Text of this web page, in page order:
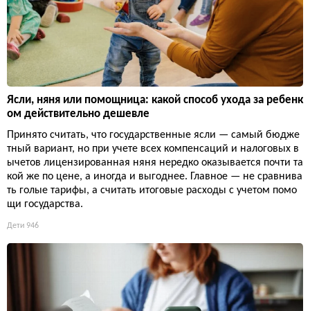
Ясли, няня или помощница: какой способ ухода за ребенк
ом действительно дешевле
Принято считать, что государственные ясли — самый бюдже
тный вариант, но при учете всех компенсаций и налоговых в
ычетов лицензированная няня нередко оказывается почти та
кой же по цене, а иногда и выгоднее. Главное — не сравнива
ть голые тарифы, а считать итоговые расходы с учетом помо
щи государства.
Дети 946